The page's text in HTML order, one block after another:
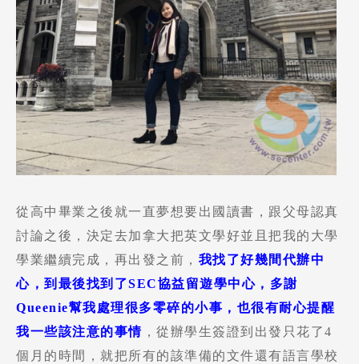
從高中畢業之後就一直夢想要出國讀書，跟父母認真
討論之後，決定去加拿大把英文學好並且把我的大學
學業繼續完成，再出發之前， 我找了好幾間代辦中
心，到最後找到了SEC協益留遊學中心，多謝
Queenie幫我處理很多零碎的小事，也很有耐心提醒
我一些該注意的事情 ，從辦學生簽證到出發只花了4
個月的時間，就把所有的該準備的文件還有語言學校